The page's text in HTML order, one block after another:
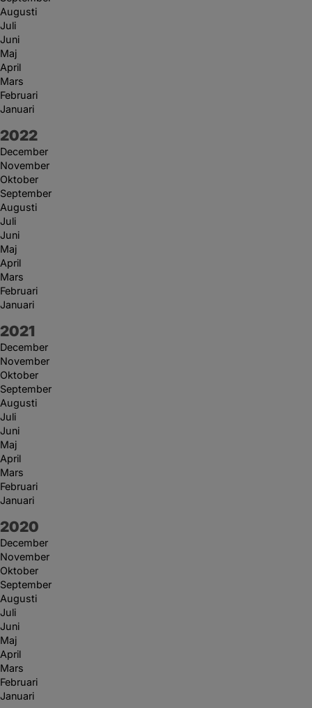
Augusti
Juli
Juni
Maj
April
Mars
Februari
Januari
År:
2022
December
November
Oktober
September
Augusti
Juli
Juni
Maj
April
Mars
Februari
Januari
År:
2021
December
November
Oktober
September
Augusti
Juli
Juni
Maj
April
Mars
Februari
Januari
År:
2020
December
November
Oktober
September
Augusti
Juli
Juni
Maj
April
Mars
Februari
Januari